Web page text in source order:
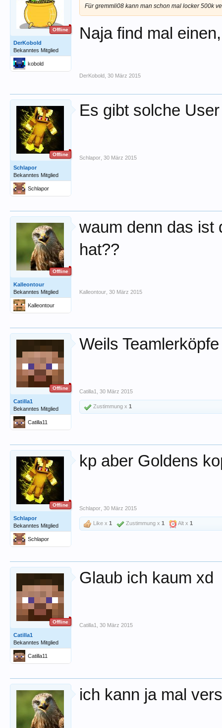
Offline
DerKobold
Bekanntes Mitglied
kobold
Für gremmli08 kann man schon mal locker 500k
Naja find mal
DerKobold 30 März 2015
Offline
Schlapor
Bekanntes Mitglied
Schlapor
Es gibt solche User
Schlapor 30 März 2015
Offline
Kalleontour
Bekanntes Mitglied
Kalleontour
waum denn das ist
hat??
Kalleontour 30 März 2015
Offline
Catilla1
Bekanntes Mitglied
Catilla11
Weils
Catilla1 30 März 2015
Zustimmung x 1
Offline
Schlapor
Bekanntes Mitglied
Schlapor
kp aber Goldens
Schlapor 30 März 2015
Like x 1 Zustimmung x 1 Alt x 1
Offline
Catilla1
Bekanntes Mitglied
Catilla11
Glaub ich kaum xd
Catilla1 30 März 2015
ich kann ja mal